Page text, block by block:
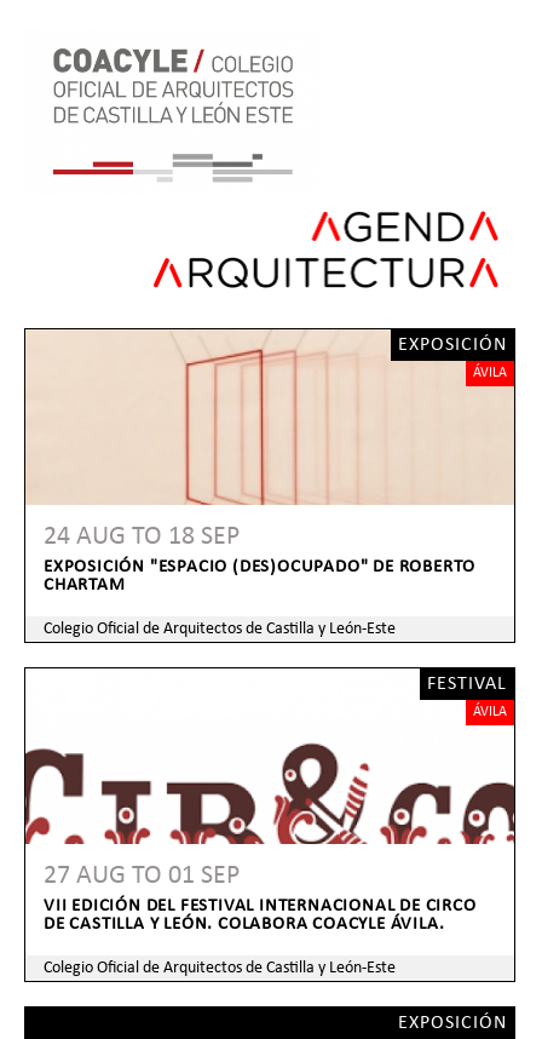
navigation
EXPOSICIÓN
ÁVILA
24 AUG TO 18 SEP
EXPOSICIÓN "ESPACIO (DES)OCUPADO" DE ROBERTO
CHARTAM
Colegio Oficial de Arquitectos de Castilla y León-Este
FESTIVAL
ÁVILA
27 AUG TO 01 SEP
VII EDICIÓN DEL FESTIVAL INTERNACIONAL DE CIRCO
DE CASTILLA Y LEÓN. COLABORA COACYLE ÁVILA.
Colegio Oficial de Arquitectos de Castilla y León-Este
EXPOSICIÓN